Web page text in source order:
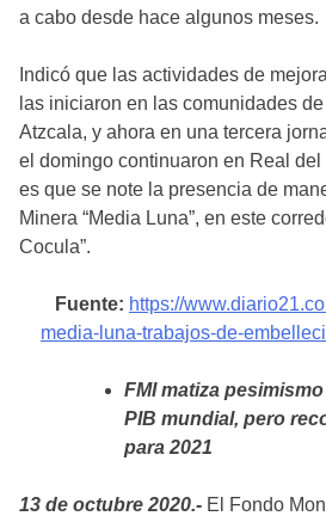
a cabo desde hace algunos meses.
Indicó que las actividades de
las iniciaron en las comunidades
Atzcala, y ahora en una tercera
el domingo continuaron en Real del
es que se note la presencia de
Minera “Media Luna”, en este
Cocula”.
Fuente: https://
media-luna-trabajos-de-
FMI matiza
PIB mundial, pero
para 2021
13 de octubre 2020.- El Fondo